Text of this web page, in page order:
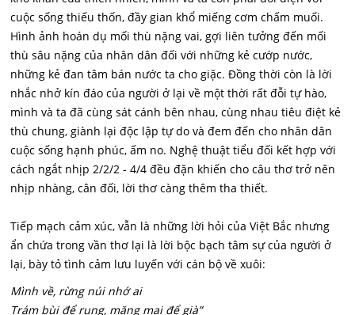
cuộc sống thiếu thốn, đầy gian khổ miếng cơm chấm muối.
Hình ảnh hoán dụ mối thù nặng vai, gợi liên tưởng đến mối
thù sâu nặng của nhân dân đối với những kẻ cướp nước,
những kẻ đan tâm bán nước ta cho giặc. Đồng thời còn là lời
nhắc nhở kín đáo của người ở lại về một thời rất đỗi tự hào,
mình và ta đã cùng sát cánh bên nhau, cùng nhau tiêu điệt kẻ
thù chung, giành lại độc lập tự do và đem đến cho nhân dân
cuộc sống hạnh phúc, ấm no. Nghệ thuật tiểu đối kết hợp với
cách ngắt nhịp 2/2/2 - 4/4 đều đặn khiến cho câu thơ trở nên
nhịp nhàng, cân đối, lời thơ càng thêm tha thiết.
Tiếp mạch cảm xúc, vẫn là những lời hỏi của Việt Bắc nhưng
ẩn chứa trong vần thơ lại là lời bộc bạch tâm sự của người ở
lại, bày tỏ tình cảm lưu luyến với cán bộ về xuôi:
Mình về, rừng núi nhớ ai
Trám bùi để rụng, măng mai để già”